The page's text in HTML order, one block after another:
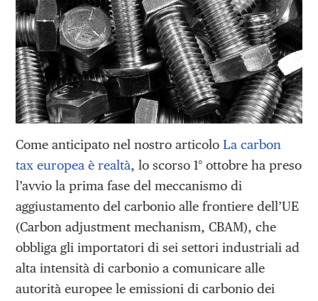
Come anticipato nel nostro articoloLa carbon
tax europea è realtà, lo scorso 1° ottobre ha preso
l’avvio la prima fase del meccanismo di
aggiustamento del carbonio alle frontiere dell’UE
(Carbon adjustment mechanism, CBAM), che
obbliga gli importatori di sei settori industriali ad
alta intensità di carbonio a comunicare alle
autorità europee le emissioni di carbonio dei